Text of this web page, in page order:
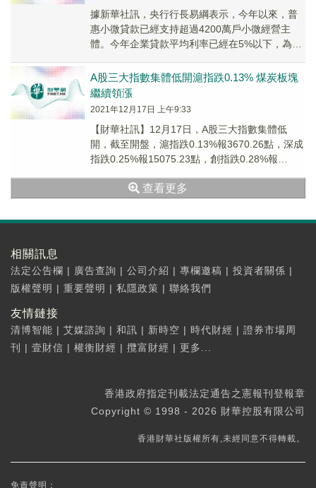
據新華社訊，央行行長易綱表示，今年以來，普
惠小微貸款已經支持超過4200萬戶小微經營主
體。今年企業貸款平均利率已經在5%以下，為統
形成和...
A股三大指數集體低開滬指跌0.13% 煤炭板塊
繼續領漲
2021年12月17日 上午9:33
【財華社訊】12月17日，A股三大指數集體低
開，截至開盤，滬指跌0.13%報3670.26點，深成
指跌0.25%報15075.23點，創指跌0.28%報
查看更多
相關訊息
法定公告欄 | 廣告查詢 | 公司介紹 | 專欄邀稿 | 投資者關係 |
版權聲明 | 重要聲明 | 私隱政策 | 聯絡我們
友情鏈接
清博智能 | 艾媒諮詢 | 和訊 | 新時空 | 時代財經 | 證券市場周
刊
| 壹財信 | 權衡財經 | 攬富財經 | 更多...
香港政府指定刊載法定通告之憲報刊登報章
Copyright © 1998 - 2026 財華控股有限公司
香港財華社版權所有,未經同意不得轉載。
免責聲明：